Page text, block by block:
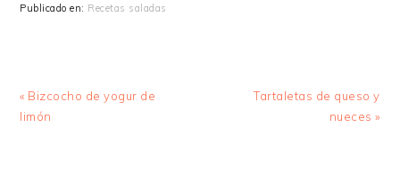
Publicado en: Recetas saladas
Entrada
anterior:
« Bizcocho de yogur de
limón
Siguiente
Tartaletas de queso y
nueces »